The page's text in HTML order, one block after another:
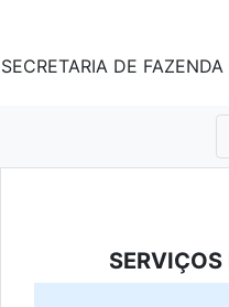
SECRETARIA DE
SERVIÇOS